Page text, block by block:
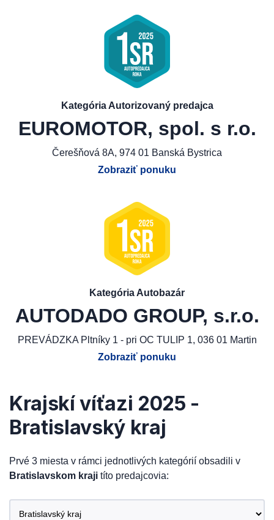
Kategória Autorizovaný predajca
EUROMOTOR, spol. s r.o.
Čerešňová 8A, 974 01 Banská Bystrica
Zobraziť ponuku
Kategória Autobazár
AUTODADO GROUP, s.r.o.
PREVÁDZKA Pltníky 1 - pri OC TULIP 1, 036 01 Martin
Zobraziť ponuku
Krajskí víťazi 2025 -
Bratislavský kraj
Prvé 3 miesta v rámci jednotlivých kategórií obsadili v
Bratislavskom kraji títo predajcovia: